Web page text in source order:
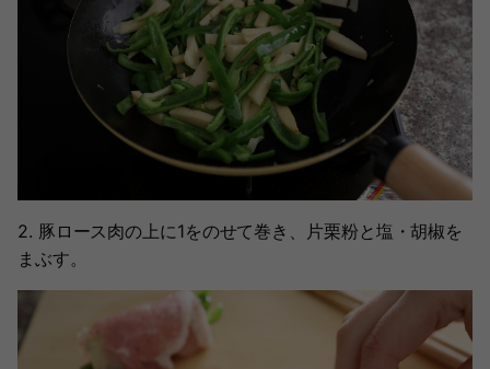
2. 豚ロース肉の上に1をのせて巻き、片栗粉と塩・胡椒を
まぶす。